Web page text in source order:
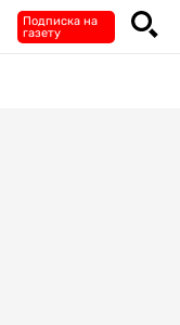
Подписка на
газету